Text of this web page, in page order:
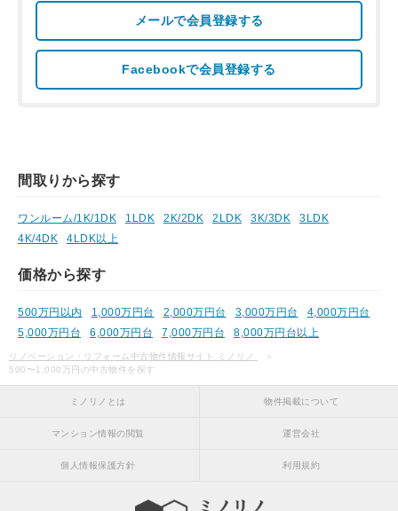
メールで会員登録する
Facebookで会員登録する
間取りから探す
ワンルーム/1K/1DK 1LDK 2K/2DK 2LDK 3K/3DK
3LDK
4K/4DK
4LDK以上
価格から探す
500万円以内 1,000万円台 2,000万円台 3,000万円台
4,000万円台
5,000万円台
6,000万円台 7,000万円台 8,000万円台以上
リノベーション・リフォーム中古物件情報サイト ミノリノ
500〜1,000万円の中古物件を探す
ミノリノとは 物件掲載について
マンション情報の閲覧 運営会社
個人情報保護方針 利用規約